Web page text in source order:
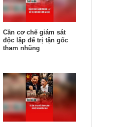
Cần cơ chế giám sát
độc lập để trị tận gốc
tham nhũng